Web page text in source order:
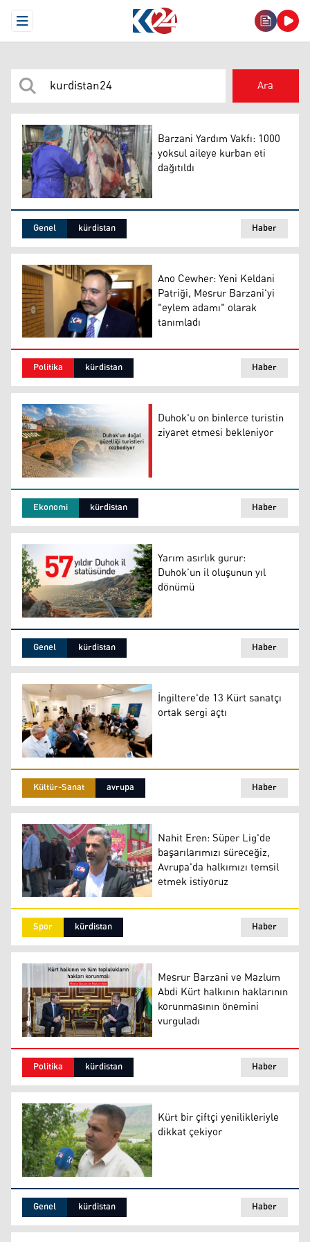
Open Menu
Ara
Barzani Yardım Vakfı: 1000 yoksul aileye kurban eti
Barzani Yardım Vakfı: 1000
yoksul aileye kurban eti
dağıtıldı
Genel kürdistan Haber
Kürdistan Bölgesi Haberleşme ve Ulaştırma Bakanı
Ano Cewher: Yeni Keldani
Patriği, Mesrur Barzani'yi
"eylem adamı" olarak
tanımladı
Politika kürdistan Haber
Duhok'u on binlerce turistin ziyaret etmesi bekleniyor
Duhok'u on binlerce turistin
ziyaret etmesi bekleniyor
Ekonomi kürdistan Haber
Yarım asırlık gurur: Duhok’un il oluşunun yıl dönümü
Yarım asırlık gurur:
Duhok’un il oluşunun yıl
dönümü
Genel kürdistan Haber
İngiltere'de 13 Kürt sanatçı ortak sergi açtı
İngiltere'de 13 Kürt sanatçı
ortak sergi açtı
Kültür-Sanat avrupa Haber
Amedspor Başkanı Nahit Eren
Nahit Eren: Süper Lig'de
başarılarımızı süreceğiz,
Avrupa'da halkımızı temsil
etmek istiyoruz
Spor kürdistan Haber
Mesrur Barzani ve Mazlum Abdi Kürt halkının
Mesrur Barzani ve Mazlum
Abdi Kürt halkının haklarının
korunmasının önemini
vurguladı
Politika kürdistan Haber
Kürt bir çiftçi yenilikleriyle dikkat çekiyor
Kürt bir çiftçi yenilikleriyle
dikkat çekiyor
Genel kürdistan Haber